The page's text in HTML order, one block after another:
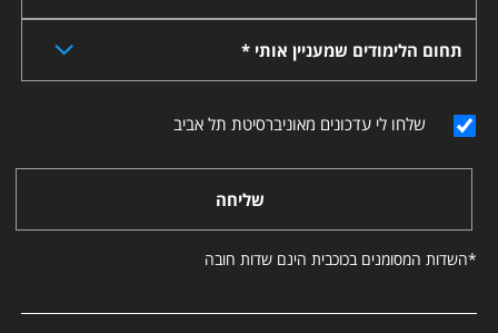
תחום הלימודים שמעניין אותי *
שלחו לי עדכונים מאוניברסיטת תל אביב
שליחה
*השדות המסומנים בכוכבית הינם שדות חובה